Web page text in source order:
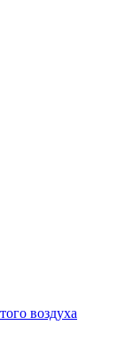
воздуха